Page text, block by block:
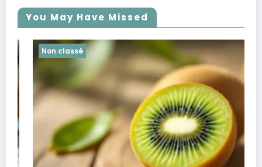
You May Have Missed
Non classé